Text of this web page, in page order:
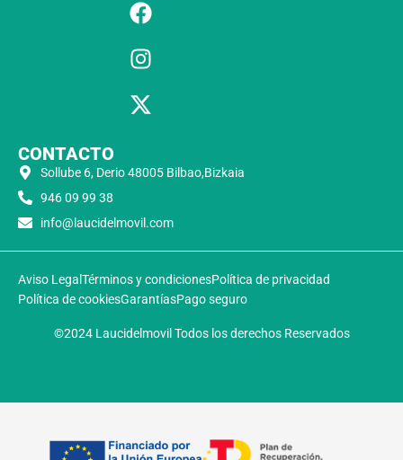
CONTACTO
Sollube 6, Derio 48005 Bilbao,Bizkaia
946 09 99 38
info@laucidelmovil.com
Aviso Legal Términos y condicionesPolítica de privacidad
Política de cookiesGarantíasPago seguro
©2024 Laucidelmovil Todos los derechos Reservados